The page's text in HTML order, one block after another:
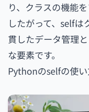
り、クラスの機能
したがって、self
貫したデータ管理
な要素です。
Pythonのselfの使